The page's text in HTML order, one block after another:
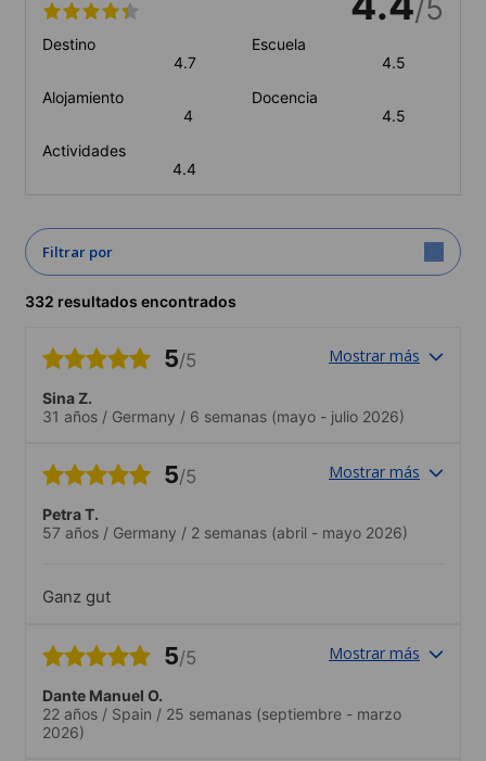
/5
Destino
4.7
Escuela
4.5
Alojamiento
4
Docencia
4.5
Actividades
4.4
Filtrar por
332 resultados encontrados
5/5 Mostrar más
Sina Z.
31 años / Germany / 6 semanas (mayo - julio 2026)
5/5 Mostrar más
Petra T.
57 años / Germany / 2 semanas (abril - mayo 2026)
Ganz gut
5/5 Mostrar más
Dante Manuel O.
22 años / Spain / 25 semanas (septiembre - marzo
2026)